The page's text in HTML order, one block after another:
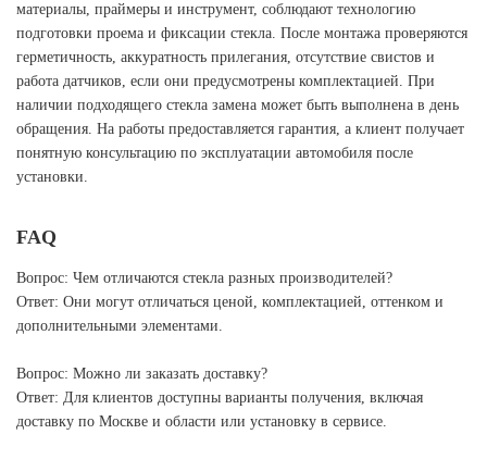
материалы, праймеры и инструмент, соблюдают технологию
подготовки проема и фиксации стекла. После монтажа проверяются
герметичность, аккуратность прилегания, отсутствие свистов и
работа датчиков, если они предусмотрены комплектацией. При
наличии подходящего стекла замена может быть выполнена в день
обращения. На работы предоставляется гарантия, а клиент получает
понятную консультацию по эксплуатации автомобиля после
установки.
FAQ
Вопрос: Чем отличаются стекла разных производителей?
Ответ: Они могут отличаться ценой, комплектацией, оттенком и
дополнительными элементами.
Вопрос: Можно ли заказать доставку?
Ответ: Для клиентов доступны варианты получения, включая
доставку по Москве и области или установку в сервисе.